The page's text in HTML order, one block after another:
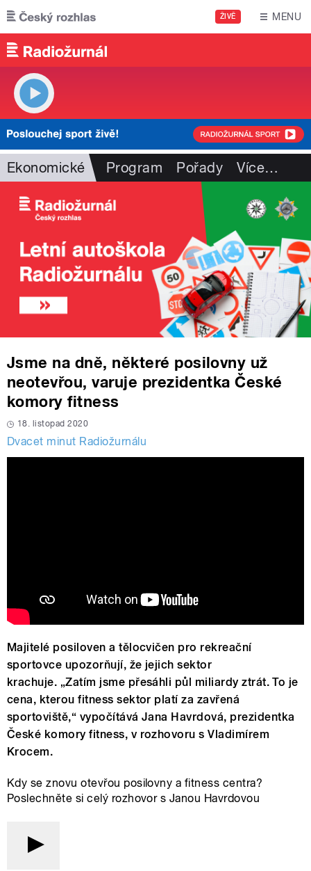
Přejít k hlavnímu obsahu
ŽIVĚ MENU
Ekonomické Program Pořady Více…
Jsme na dně, některé posilovny už
neotevřou, varuje prezidentka České
komory fitness
18. listopad 2020
Dvacet minut Radiožurnálu
Majitelé posiloven a tělocvičen pro rekreační
sportovce upozorňují, že jejich sektor
krachuje. „Zatím jsme přesáhli půl miliardy ztrát. To je
cena, kterou fitness sektor platí za zavřená
sportoviště,“ vypočítává Jana Havrdová, prezidentka
České komory fitness, v rozhovoru s Vladimírem
Krocem.
Kdy se znovu otevřou posilovny a fitness centra?
Poslechněte si celý rozhovor s Janou Havrdovou